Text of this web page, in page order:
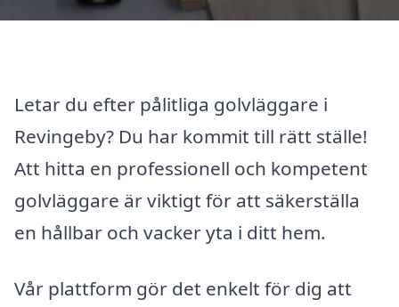
Letar du efter pålitliga golvläggare i
Revingeby? Du har kommit till rätt ställe!
Att hitta en professionell och kompetent
golvläggare är viktigt för att säkerställa
en hållbar och vacker yta i ditt hem.
Vår plattform gör det enkelt för dig att